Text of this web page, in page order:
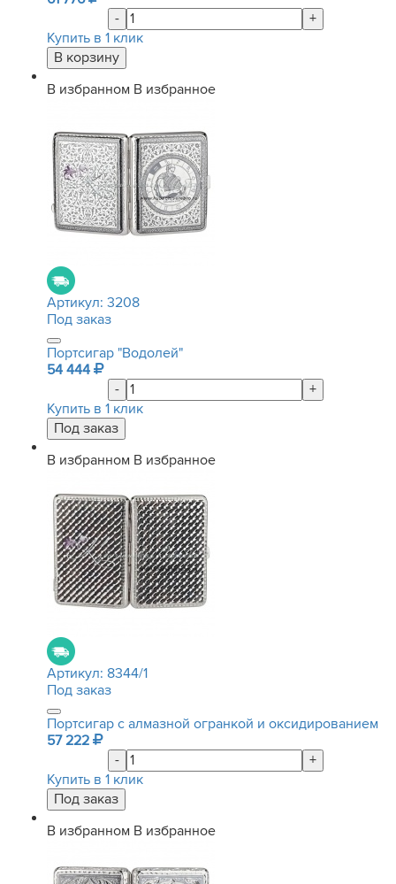
-
+
Купить в 1 клик
В избранном В избранное
Артикул: 3208
Под заказ
Портсигар "Водолей"
54 444
-
+
Купить в 1 клик
В избранном В избранное
Артикул: 8344/1
Под заказ
Портсигар с алмазной огранкой и оксидированием
57 222
-
+
Купить в 1 клик
В избранном В избранное